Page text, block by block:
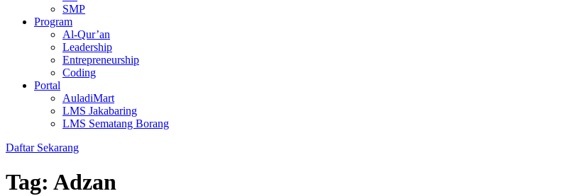
SMP
Program
Al-Qur’an
Leadership
Entrepreneurship
Coding
Portal
AuladiMart
LMS Jakabaring
LMS Sematang Borang
Daftar Sekarang
Tag: Adzan